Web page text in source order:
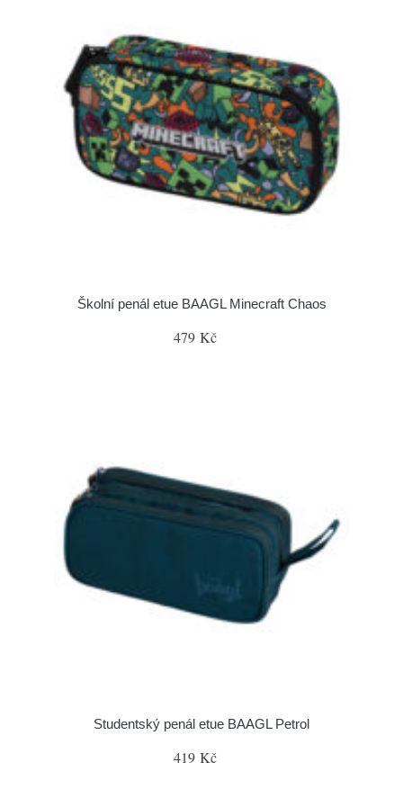
Školní penál etue BAAGL Minecraft Chaos
479 Kč
Studentský penál etue BAAGL Petrol
419 Kč